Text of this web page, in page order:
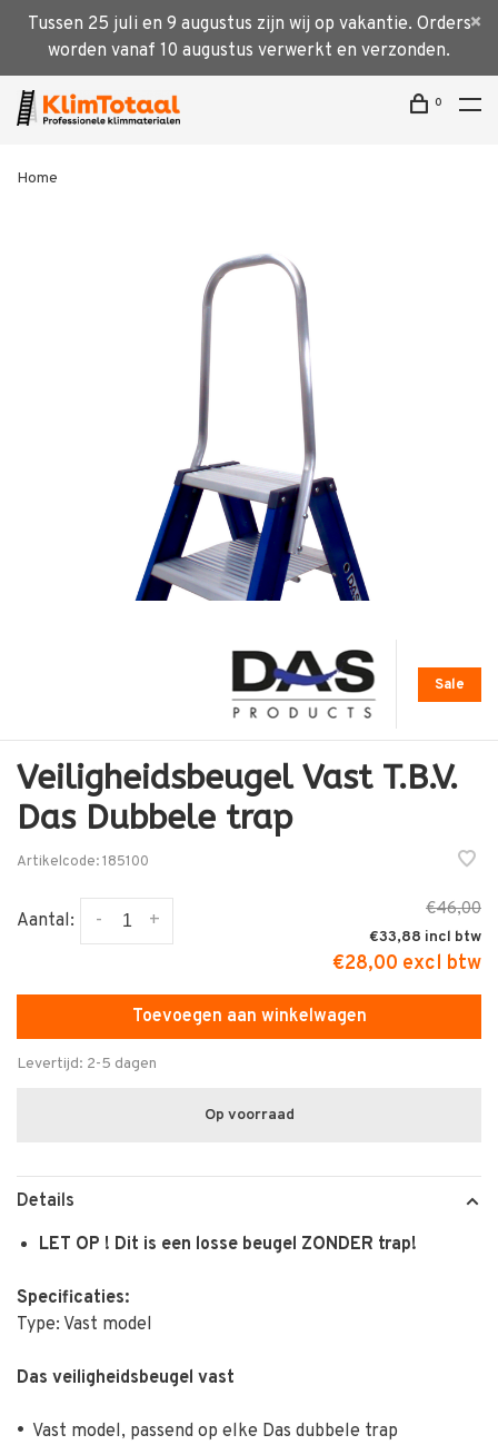
Tussen 25 juli en 9 augustus zijn wij op vakantie. Orders
worden vanaf 10 augustus verwerkt en verzonden.
0
Home
Sale
Veiligheidsbeugel Vast T.B.V.
Das Dubbele trap
Artikelcode:185100
Aantal: +
-
€46,00
€33,88
€28,00 excl btw
Toevoegen aan winkelwagen
Levertijd: 2-5 dagen
Op voorraad
Details
LET OP ! Dit is een losse beugel ZONDER trap!
Specificaties:
Type: Vast model
Das veiligheidsbeugel vast
• Vast model, passend op elke Das dubbele trap